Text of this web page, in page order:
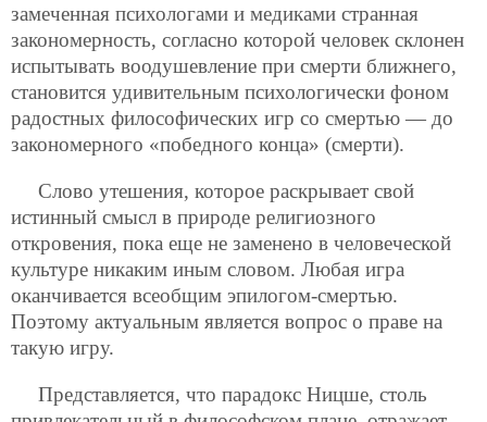
замеченная психологами и медиками странная
закономерность, согласно которой человек склонен
испытывать воодушевление при смерти ближнего,
становится удивительным психологически фоном
радостных философических игр со смертью — до
закономерного «победного конца» (смерти).
Слово утешения, которое раскрывает свой
истинный смысл в природе религиозного
откровения, пока еще не заменено в человеческой
культуре никаким иным словом. Любая игра
оканчивается всеобщим эпилогом-смертью.
Поэтому актуальным является вопрос о праве на
такую игру.
Представляется, что парадокс Ницше, столь